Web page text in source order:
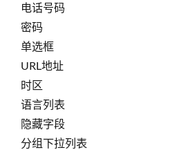
电话号码
密码
单选框
URL地址
时区
语言列表
隐藏字段
分组下拉列表